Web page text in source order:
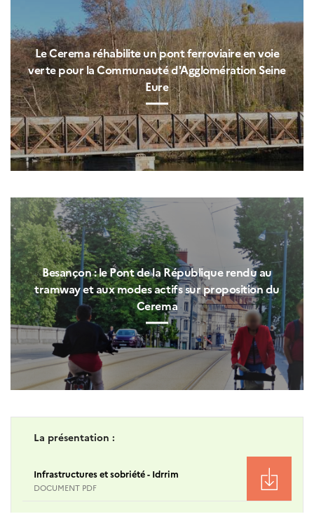
Le Cerema réhabilite un pont ferroviaire en voie
verte pour la Communauté d'Agglomération Seine
Eure
Besançon : le Pont de la République rendu au
tramway et aux modes actifs sur proposition du
Cerema
La présentation :
Infrastructures et sobriété - Idrrim
DOCUMENT PDF